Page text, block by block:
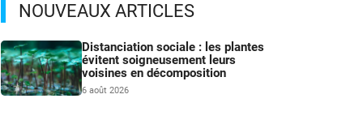
NOUVEAUX ARTICLES
Distanciation sociale : les plantes
évitent soigneusement leurs
voisines en décomposition
6 août 2026